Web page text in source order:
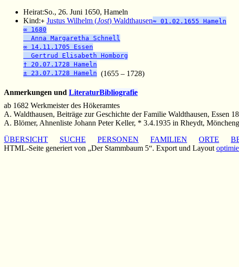
Heirat:So., 26. Juni 1650, Hameln
Kind:+ Justus Wilhelm (Jost) Waldthausen≈ 01.02.1655 Hameln
∞ 1680
Anna Margaretha Schnell
∞ 14.11.1705 Essen
Gertrud Elisabeth Homborg
† 20.07.1728 Hameln
± 23.07.1728 Hameln (1655 – 1728)
Anmerkungen und LiteraturBibliografie
ab 1682 Werkmeister des Hökeramtes
A. Waldthausen, Beiträge zur Geschichte der Familie Waldthausen, Essen
A. Blömer, Ahnenliste Johann Peter Keller, * 3.4.1935 in Rheydt,
ÜBERSICHT
SUCHE PERSONEN FAMILIEN ORTE
HTML-Seite generiert von „Der Stammbaum 5“. Export und Layout